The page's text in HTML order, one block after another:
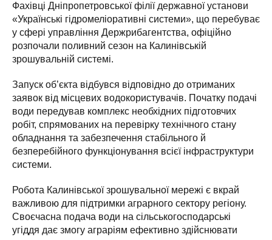
Фахівці Дніпропетровської філії державної установи
«Українські гідромеліоративні системи», що перебуває
у сфері управління Держрибагентства, офіційно
розпочали поливний сезон на Калинівській
зрошувальній системі.
Запуск об’єкта відбувся відповідно до отриманих
заявок від місцевих водокористувачів. Початку подачі
води передував комплекс необхідних підготовчих
робіт, спрямованих на перевірку технічного стану
обладнання та забезпечення стабільного й
безперебійного функціонування всієї інфраструктури
системи.
Робота Калинівської зрошувальної мережі є вкрай
важливою для підтримки аграрного сектору регіону.
Своєчасна подача води на сільськогосподарські
угіддя дає змогу аграріям ефективно здійснювати